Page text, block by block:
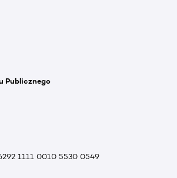
Publicznego
1111 0010 5530 0549